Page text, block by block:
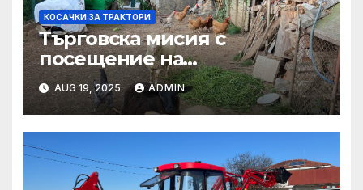
КОСАЧКИ ЗА ТРАКТОРИ
Търговска мисия с
посещение на
Mеждународния търговски
панаир CosmeticBusiness
2025
AUG 19, 2025 ADMIN